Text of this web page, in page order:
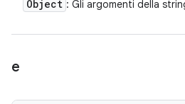
Object : Gli argomenti della
e